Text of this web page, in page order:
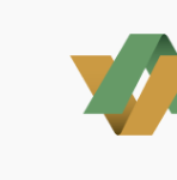
contenu